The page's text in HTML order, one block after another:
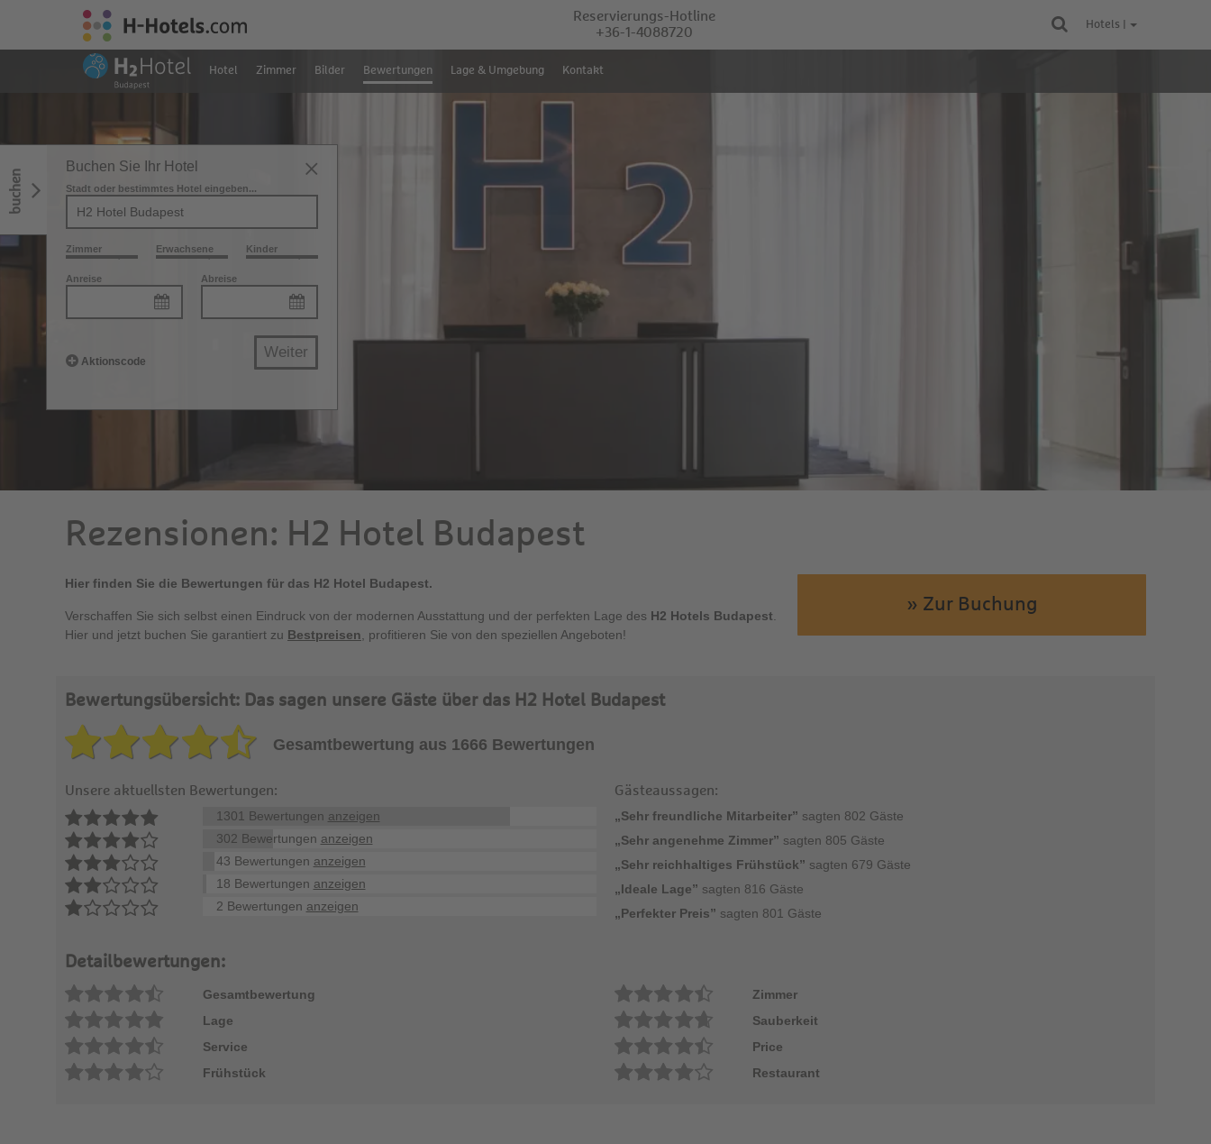
Reservierungs-Hotline
+36-1-4088720
Hotels |
Hotel Zimmer Bilder Bewertungen Lage & Umgebung Kontakt
buchen
Buchen Sie Ihr Hotel
Stadt oder bestimmtes Hotel eingeben...
Zimmer Erwachsene Kinder
Anreise Abreise
Aktionscode
Weiter
Rezensionen: H2 Hotel Budapest
Hier finden Sie die Bewertungen für das H2 Hotel Budapest.
Verschaffen Sie sich selbst einen Eindruck von der modernen Ausstattung und der perfekten Lage des H2 Hotels Budapest
Hier und jetzt buchen Sie garantiert zu Bestpreisen , profitieren Sie von den speziellen Angeboten!
» Zur Buchung
Bewertungsübersicht: Das sagen unsere Gäste über das H2 Hotel Budapest
Gesamtbewertung aus 1666 Bewertungen
Unsere aktuellsten Bewertungen:
1301 Bewertungen anzeigen
302 Bewertungen anzeigen
43 Bewertungen anzeigen
18 Bewertungen anzeigen
2 Bewertungen anzeigen
Gästeaussagen:
„Sehr freundliche Mitarbeiter” sagten 802 Gäste
„Sehr angenehme Zimmer” sagten 805 Gäste
„Sehr reichhaltiges Frühstück” sagten 679 Gäste
„Ideale Lage” sagten 816 Gäste
„Perfekter Preis” sagten 801 Gäste
Detailbewertungen:
Gesamtbewertung
Zimmer
Lage
Sauberkeit
Service
Price
Frühstück
Restaurant